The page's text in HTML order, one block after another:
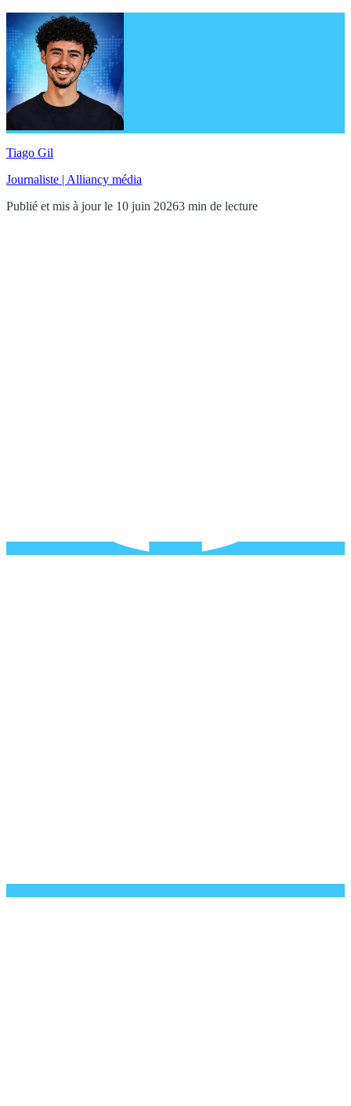
Tiago Gil
Journaliste | Alliancy média
Publié et mis à jour le 10 juin 20263 min de lecture